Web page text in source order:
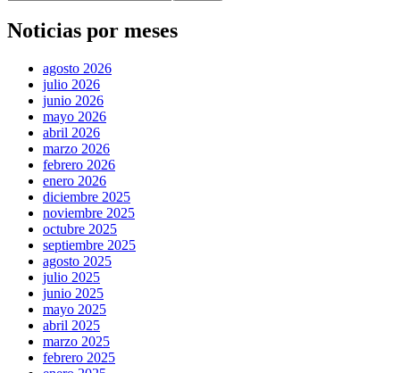
Noticias por meses
agosto 2026
julio 2026
junio 2026
mayo 2026
abril 2026
marzo 2026
febrero 2026
enero 2026
diciembre 2025
noviembre 2025
octubre 2025
septiembre 2025
agosto 2025
julio 2025
junio 2025
mayo 2025
abril 2025
marzo 2025
febrero 2025